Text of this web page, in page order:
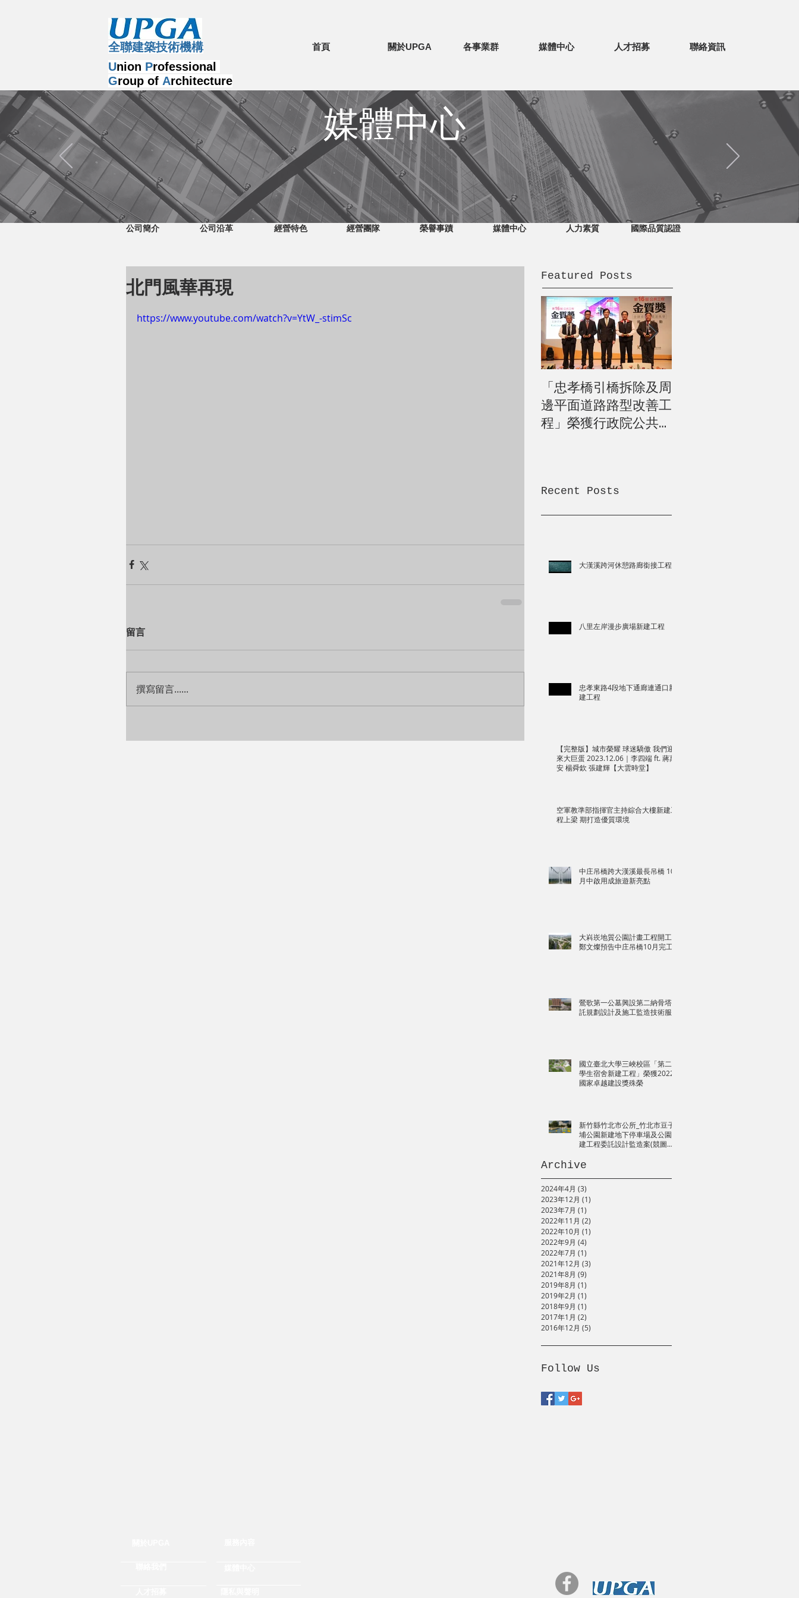
​全聯建築技術機構 首頁 關於UPGA 各事業群 媒體中心 人才招募 聯絡資訊
Union Professional
Group of Architecture
媒體中心
公司簡介 公司沿革 經營特色 經營團隊 榮譽事蹟 人力素質
媒體中心 國際品質認證
北門風華再現
https://www.youtube.com/watch?v=YtW_-stimSc
留言
撰寫留言......
Featured Posts
「忠孝橋引橋拆除及周
邊平面道路路型改善工
程」榮獲行政院公共工
Recent Posts
大漢溪跨河休憩路廊銜接工程
八里左岸漫步廣場新建工程
忠孝東路4段地下通廊連通口新
建工程
【完整版】城市榮耀 球迷驕傲 我們迎
來大巨蛋 2023.12.06｜李四端 ft. 蔣萬
安 楊舜欽 張建輝【大雲時堂】
空軍教準部指揮官主持綜合大樓新建工
程上梁 期打造優質環境
中庄吊橋跨大漢溪最長吊橋 10
月中啟用成旅遊新亮點
大嵙崁地質公園計畫工程開工
鄭文燦預告中庄吊橋10月完工
鶯歌第一公墓興設第二納骨塔委
託規劃設計及施工監造技術服務
國立臺北大學三峽校區「第二期
學生宿舍新建工程」榮獲2022
國家卓越建設獎殊榮
新竹縣竹北市公所_竹北市豆子
埔公園新建地下停車場及公園改
建工程委託設計監造案(競圖第
Archive
2024年4月 (3)
2023年12月 (1)
2023年7月 (1)
2022年11月 (2)
2022年10月 (1)
2022年9月 (4)
2022年7月 (1)
2021年12月 (3)
2021年8月 (9)
2019年8月 (1)
2019年2月 (1)
2018年9月 (1)
2017年1月 (2)
2016年12月 (5)
Follow Us